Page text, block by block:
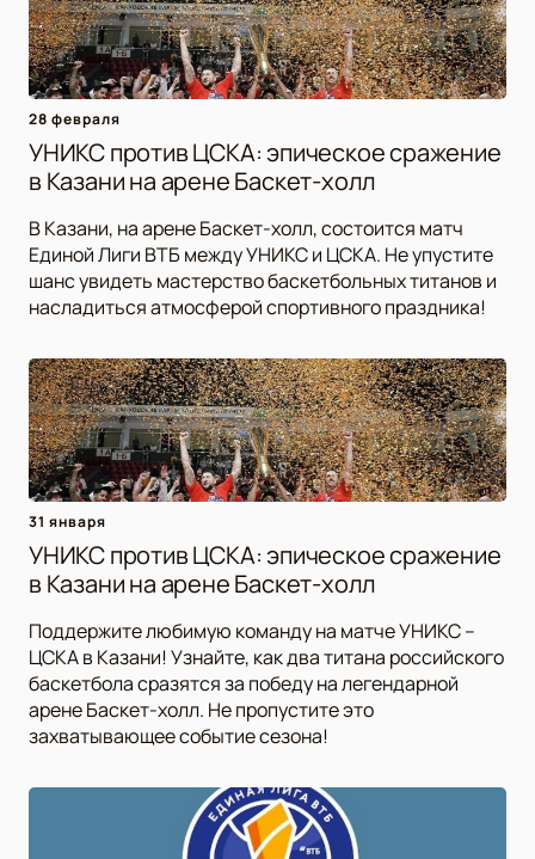
28 февраля
УНИКС против ЦСКА: эпическое сражение
в Казани на арене Баскет-холл
В Казани, на арене Баскет-холл, состоится матч
Единой Лиги ВТБ между УНИКС и ЦСКА. Не упустите
шанс увидеть мастерство баскетбольных титанов и
насладиться атмосферой спортивного праздника!
31 января
УНИКС против ЦСКА: эпическое сражение
в Казани на арене Баскет-холл
Поддержите любимую команду на матче УНИКС –
ЦСКА в Казани! Узнайте, как два титана российского
баскетбола сразятся за победу на легендарной
арене Баскет-холл. Не пропустите это
захватывающее событие сезона!